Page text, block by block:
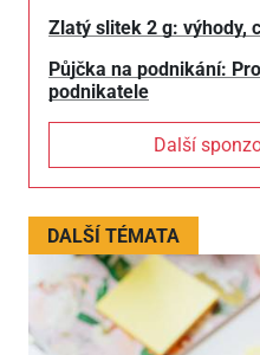
Zlatý slitek 2 g: výhody,
Půjčka na podnikání:
podnikatele
Další
DALŠÍ TÉMATA